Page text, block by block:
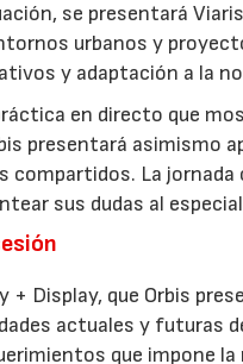
se presentará
urbanos y
y adaptación a la
en directo que
presentará asimismo
compartidos. La
sus dudas al
Display, que Orbis
actuales y futuras
que impone